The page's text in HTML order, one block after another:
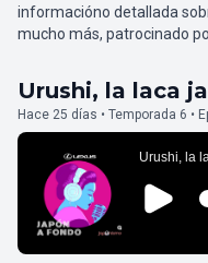
informacióno detallada
mucho más, patrocinado
Urushi, la laca
Hace 25 días • Temporada 6 •